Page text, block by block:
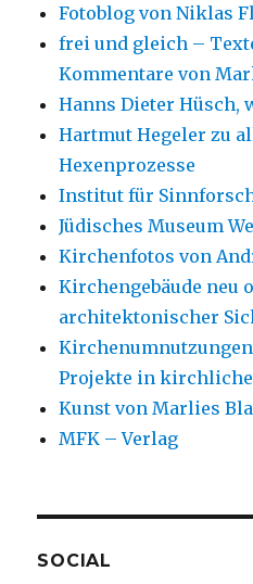
Fotoblog von Niklas
frei und gleich –
Kommentare von
Hanns Dieter Hüsch,
Hartmut Hegeler zu
Hexenprozesse
Institut für
Jüdisches Museum
Kirchenfotos von
Kirchengebäude neu
architektonischer
Projekte in
Kunst von Marlies
MFK – Verlag
SOCIAL